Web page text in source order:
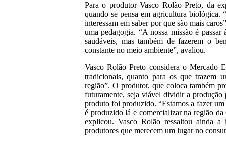
Para o produtor Vasco Rolão Preto, da
quando se pensa em agricultura biológica.
interessam em saber por que são mais
uma pedagogia. “A nossa missão é
saudáveis, mas também de fazerem o
constante no meio ambiente”, avaliou.
Vasco Rolão Preto considera o Mercado
tradicionais, quanto para os que trazem
região”. O produtor, que coloca também
futuramente, seja viável dividir a
produto foi produzido. “Estamos a fazer
é produzido lá e comercializar na região
explicou. Vasco Rolão ressaltou ainda
produtores que merecem um lugar no